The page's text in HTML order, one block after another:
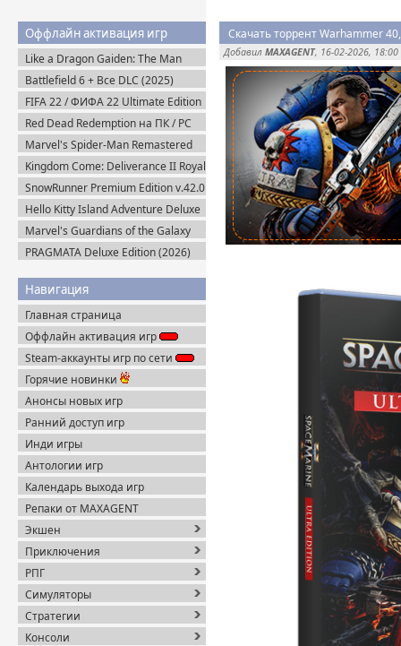
Оффлайн активация игр
Like a Dragon Gaiden: The Man
Who Erased His Name (2023)
Steam-Rip
Battlefield 6 + Все DLC (2025)
Portable
FIFA 22 / ФИФА 22 Ultimate Edition
(2021) RePack
Red Dead Redemption на ПК / PC
(2024) Пиратка
Marvel's Spider-Man Remastered
v.4.630.0.0 + Все DLC (2022)
Пиратка
Kingdom Come: Deliverance II Royal
Edition v.1.5.6 + Все DLC (2025)
Пиратка
SnowRunner Premium Edition v.42.0
+ Все DLC (2020) Пиратка
Hello Kitty Island Adventure Deluxe
Edition (2025) Steam-Rip
Marvel's Guardians of the Galaxy
Deluxe Edition (2021) Steam-Rip
PRAGMATA Deluxe Edition (2026)
Навигация
Главная страница
Оффлайн активация игр
Steam-аккаунты игр по сети
Горячие новинки
Анонсы новых игр
Ранний доступ игр
Инди игры
Антологии игр
Календарь выхода игр
Репаки от MAXAGENT
Экшен
Приключения
РПГ
Симуляторы
Стратегии
Консоли
Добавил MAXAGENT, 16-02-2026, 18:00